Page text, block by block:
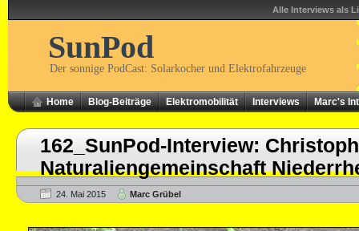
Alle Interviews als
SunPod
Der sonnige PodCast: Solarkocher und Elektrofahrzeuge
Home Blog-Beiträge Elektromobilität Interviews Marc's
162_SunPod-Interview:
Naturaliengemeinschaft
24. Mai 2015 Marc Grübel